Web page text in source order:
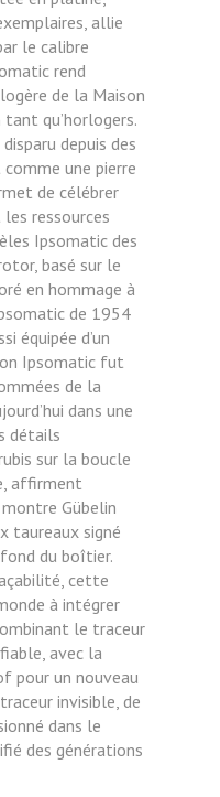
allie
le calibre
rend
de la Maison
qu’horlogers.
depuis des
une pierre
de célébrer
ressources
Ipsomatic des
basé sur le
en hommage à
de 1954
équipée d’un
Ipsomatic fut
de la
dans une
détails
sur la boucle
affirment
Gübelin
taureaux signé
du boîtier.
cette
à intégrer
le traceur
avec la
pour un nouveau
invisible, de
dans le
des générations